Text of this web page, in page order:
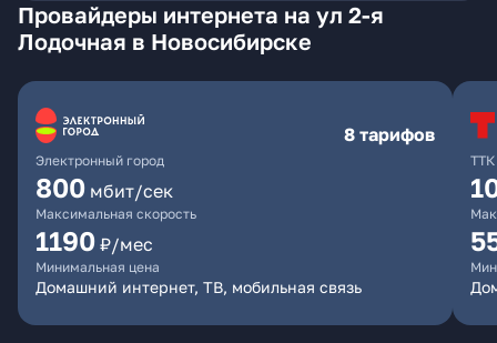
Провайдеры интернета на ул 2-я
Лодочная в Новосибирске
Электронный город
8 тарифов
800 мбит/сек
Максимальная скорость
1190 ₽/мес
Минимальная цена
Домашний интернет, ТВ, мобильная связь
ТТК